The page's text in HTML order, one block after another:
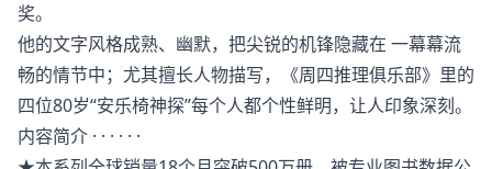
奖。
他的文字风格成熟、幽默，把尖锐的机锋隐藏在 一幕幕流
畅的情节中；尤其擅长人物描写，《周四推理俱乐部》里的
四位80岁“安乐椅神探”每个人都个性鲜明，让人印象深刻。
内容简介 · · · · · ·